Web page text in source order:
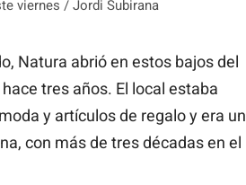
viernes / Jordi Subirana
Natura abrió en estos bajos del
tres años. El local estaba
y artículos de regalo y era un
con más de tres décadas en el